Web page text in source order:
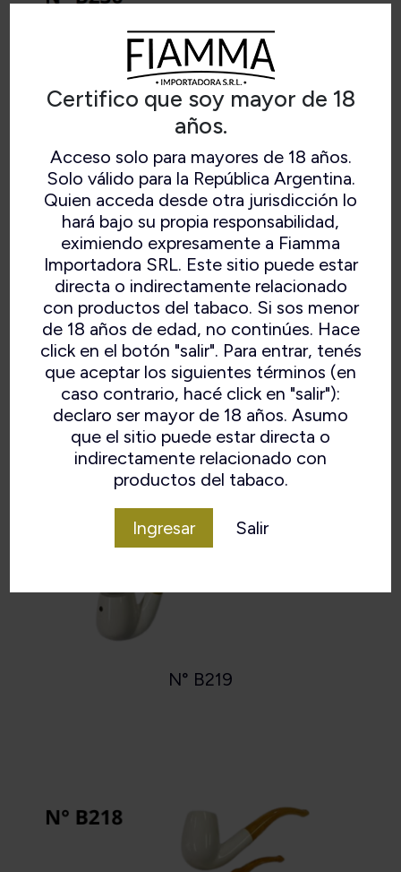
Certifico que soy mayor de 18
años.
Acceso solo para mayores de 18 años.
Solo válido para la República Argentina.
Quien acceda desde otra jurisdicción lo
hará bajo su propia responsabilidad,
eximiendo expresamente a Fiamma
Importadora SRL. Este sitio puede estar
directa o indirectamente relacionado
con productos del tabaco. Si sos menor
de 18 años de edad, no continúes. Hace
click en el botón "salir". Para entrar, tenés
que aceptar los siguientes términos (en
caso contrario, hacé click en "salir"):
declaro ser mayor de 18 años. Asumo
que el sitio puede estar directa o
indirectamente relacionado con
productos del tabaco.
Ingresar Salir
N° B236
N° B219